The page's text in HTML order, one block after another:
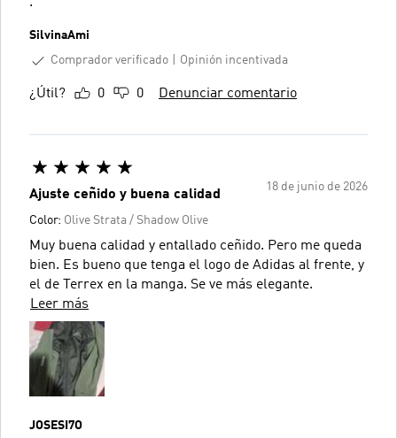
SilvinaAmi
Comprador verificado
Opinión incentivada
¿Útil? 0 0 Denunciar comentario
18 de junio de 2026
Ajuste ceñido y buena calidad
Color: Olive Strata / Shadow Olive
Muy buena calidad y entallado ceñido. Pero me queda
bien. Es bueno que tenga el logo de Adidas al frente, y
el de Terrex en la manga. Se ve más elegante.
Leer más
JOSESI7O